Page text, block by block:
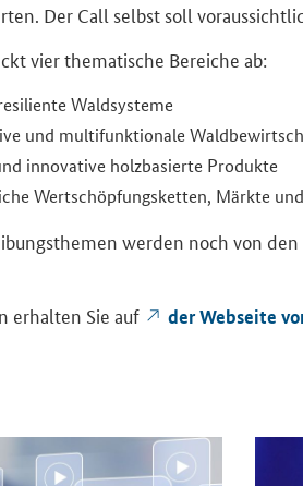
Der Call selbst soll
vier the­ma­ti­sche Be­rei­che ab:
Wald­sys­te­me
und mul­ti­funk­tio­na­le
in­no­va­ti­ve holz­ba­sier­te Pro­duk­te
Wert­schöp­fungs­ket­ten, Märk­te
wer­den noch von
er­hal­ten Sie auf
der Web­sei­te